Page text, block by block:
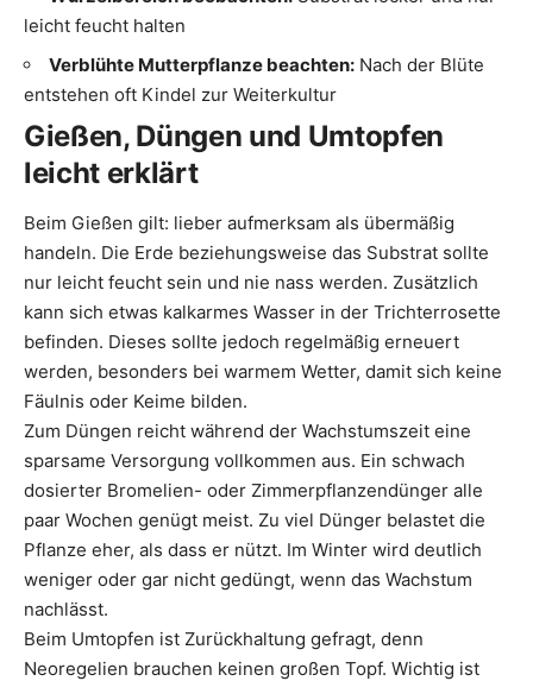
leicht feucht halten
Verblühte Mutterpflanze beachten: Nach der Blüte
entstehen oft Kindel zur Weiterkultur
Gießen, Düngen und Umtopfen
leicht erklärt
Beim Gießen gilt: lieber aufmerksam als übermäßig
handeln. Die Erde beziehungsweise das Substrat sollte
nur leicht feucht sein und nie nass werden. Zusätzlich
kann sich etwas kalkarmes Wasser in der Trichterrosette
befinden. Dieses sollte jedoch regelmäßig erneuert
werden, besonders bei warmem Wetter, damit sich keine
Fäulnis oder Keime bilden.
Zum Düngen reicht während der Wachstumszeit eine
sparsame Versorgung vollkommen aus. Ein schwach
dosierter Bromelien- oder Zimmerpflanzendünger alle
paar Wochen genügt meist. Zu viel Dünger belastet die
Pflanze eher, als dass er nützt. Im Winter wird deutlich
weniger oder gar nicht gedüngt, wenn das Wachstum
nachlässt.
Beim Umtopfen ist Zurückhaltung gefragt, denn
Neoregelien brauchen keinen großen Topf. Wichtig ist